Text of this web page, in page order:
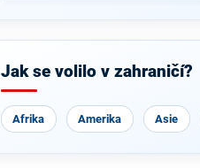
Jak se volilo v zahraničí?
Afrika Amerika Asie